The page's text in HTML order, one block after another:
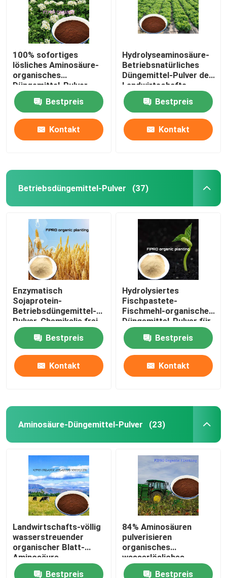
Produkte
Fabrik-Ausflug
Qualitätskontrolle
Treten Sie mit uns in Verbindung
100% sofortiges
lösliches Aminosäure-
organisches
Düngemittel-Pulver-
Blatt- Spray
Bestpreis
Kontakt
Hydrolyseaminosäure-
Betriebsnatürliches
Düngemittel-Pulver des
Landwirtschafts-
Abfall-100%
enzymatisches
Bestpreis
Kontakt
Betriebsdüngemittel-Pulver (37)
Enzymatisch
Sojaprotein-
Betriebsdüngemittel-
Pulver-Chemikalie frei
Bestpreis
Kontakt
Hydrolysiertes
Fischpastete-
Fischmehl-organisches
Düngemittel-Pulver für
Gemüse
Bestpreis
Kontakt
Aminosäure-Düngemittel-Pulver (23)
Landwirtschafts-völlig
wasserstreuender
organischer Blatt-
Aminosäure-
Düngemittel-Pulver-
Bestpreis
84% Aminosäuren
pulverisieren
organisches
wasserlösliches
Bestpreis